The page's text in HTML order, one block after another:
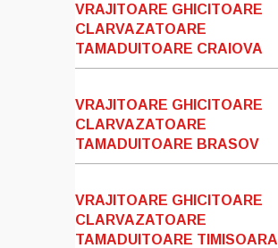
VRAJITOARE GHICITOARE
CLARVAZATOARE
TAMADUITOARE CRAIOVA
VRAJITOARE GHICITOARE
CLARVAZATOARE
TAMADUITOARE BRASOV
VRAJITOARE GHICITOARE
CLARVAZATOARE
TAMADUITOARE TIMISOARA